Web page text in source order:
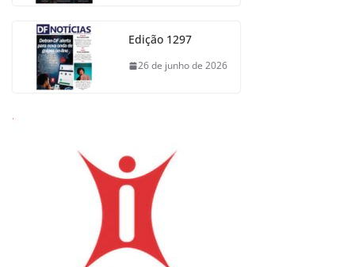
Edição 1297
26 de junho de 2026